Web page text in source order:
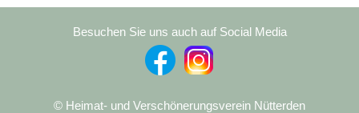
Besuchen Sie uns auch auf Social Media
© Heimat- und Verschönerungsverein Nütterden